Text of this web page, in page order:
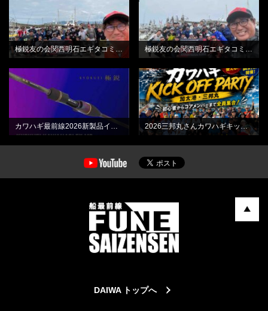
極鋭友の会関西明石エギタコミーティング最終日 極鋭友の会関西明石エギタコミーティング初日
BLOG
カワハギ最前線2026新製品インプレッション動画
BLOG
2026三邦丸さんカワハギキックオフPARTY
DAIWA トップへ